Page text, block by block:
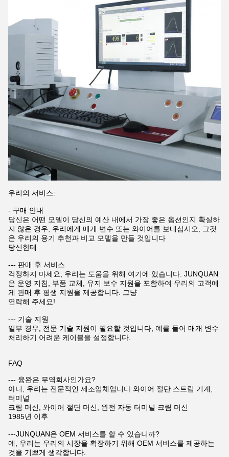
우리의 서비스:
- 구매 안내
당신은 어떤 모델이 당신의 예산 내에서 가장 좋은 옵션인지 확실하
지 않은 경우, 우리에게 매개 변수 또는 와이어를 보내십시오, 그것
은 우리의 용기 추천과 비교 모델을 만들 것입니다
당신한테
--- 판매 후 서비스
걱정하지 마세요, 우리는 도움을 위해 여기에 있습니다. JUNQUAN
은 운영 지침, 부품 교체, 유지 보수 지원을 포함하여 우리의 고객에
게 판매 후 평생 지원을 제공합니다. 그냥
연락해 주세요!
--- 기술 지원
일부 경우, 전문 기술 지원이 필요할 것입니다, 예를 들어 매개 변수
처리하기 어려운 케이블을 설정합니다.
FAQ
--- 융완은 무역회사인가요?
아니, 우리는 전문적인 제조업체입니다 와이어 절단 스트립 기계,
터미널
크림 머신, 와이어 절단 머신, 완전 자동 터미널 크림 머신
1985년 이후
---JUNQUAN은 OEM 서비스를 할 수 있습니까?
예, 우리는 우리의 시장을 확장하기 위해 OEM 서비스를 제공하는
것을 기쁘게 생각합니다.